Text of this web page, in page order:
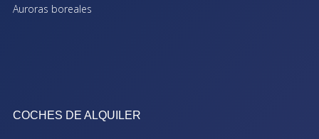
Auroras boreales
COCHES DE ALQUILER